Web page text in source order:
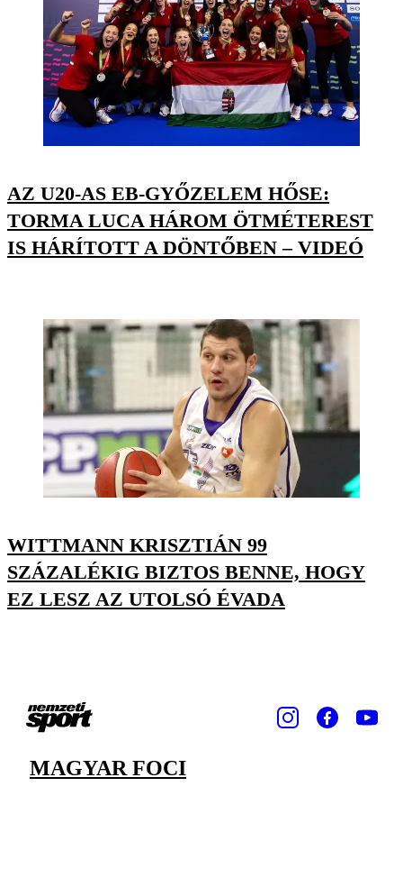
AZ U20-AS EB-GYŐZELEM HŐSE:
TORMA LUCA HÁROM ÖTMÉTEREST
IS HÁRÍTOTT A DÖNTŐBEN – VIDEÓ
WITTMANN KRISZTIÁN 99
SZÁZALÉKIG BIZTOS BENNE, HOGY
EZ LESZ AZ UTOLSÓ ÉVADA
MAGYAR FOCI